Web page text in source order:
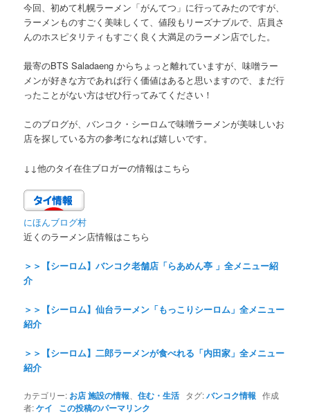
今回、初めて札幌ラーメン「がんてつ」 に行ってみたのですが、
ラーメンものすごく美味しくて、値段もリーズナブルで、店員さ
んのホスピタリティもすごく良く大満足のラーメン店でした。
最寄のBTS Saladaeng からちょっと離れていますが、味噌ラー
メンが好きな方であれば行く価値はあると思いますので、まだ行
ったことがない方はぜひ行ってみてください！
このブログが、バンコク・シーロムで味噌ラーメンが美味しいお
店を探している方の参考になれば嬉しいです。
↓↓他のタイ在住ブロガーの情報はこちら
にほんブログ村
近くのラーメン店情報はこちら
＞＞【シーロム】バンコク老舗店「らあめん亭 」全メニュー紹
介
＞＞【シーロム】仙台ラーメン「もっこりシーロム」全メニュー
紹介
＞＞【シーロム】二郎ラーメンが食べれる「内田家」全メニュー
紹介
カテゴリー: お店 施設の情報 、住む・生活 タグ:バンコク情報 作成
者:ケイ この投稿のパーマリンク